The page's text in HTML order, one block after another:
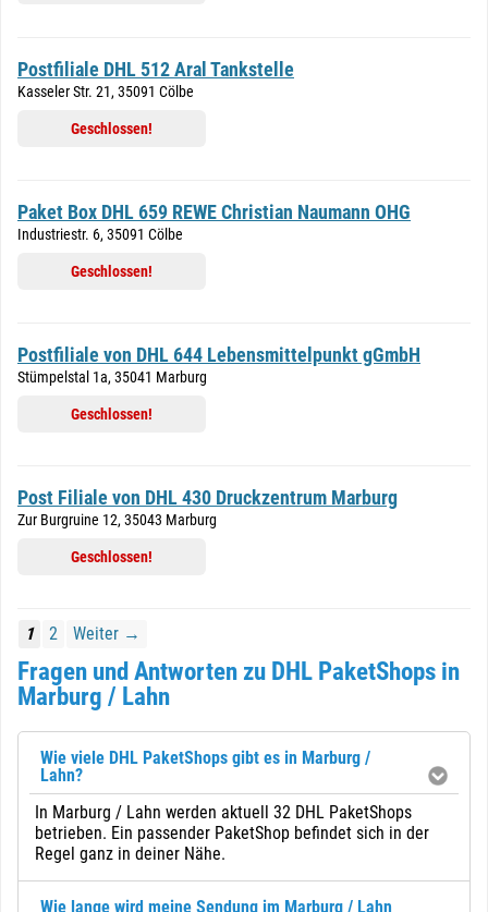
Postfiliale DHL 512 Aral Tankstelle
Kasseler Str. 21, 35091 Cölbe
Geschlossen!
Paket Box DHL 659 REWE Christian Naumann OHG
Industriestr. 6, 35091 Cölbe
Geschlossen!
Postfiliale von DHL 644 Lebensmittelpunkt gGmbH
Stümpelstal 1a, 35041 Marburg
Geschlossen!
Post Filiale von DHL 430 Druckzentrum Marburg
Zur Burgruine 12, 35043 Marburg
Geschlossen!
1 2 Weiter →
Fragen und Antworten zu DHL PaketShops in
Marburg / Lahn
Wie viele DHL PaketShops gibt es in Marburg /
Lahn?
In Marburg / Lahn werden aktuell 32 DHL PaketShops
betrieben. Ein passender PaketShop befindet sich in der
Regel ganz in deiner Nähe.
Wie lange wird meine Sendung im Marburg / Lahn